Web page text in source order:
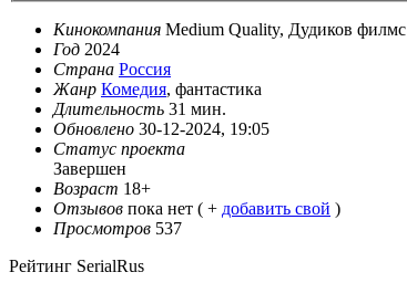
Кинокомпания Medium Quality, Дудиков филмс
Год 2024
Страна Россия
Жанр Комедия, фантастика
Длительность 31 мин.
Обновлено 30-12-2024, 19:05
Статус проекта
Завершен
Возраст 18+
Отзывов пока нет ( + добавить свой )
Просмотров 537
Рейтинг SerialRus